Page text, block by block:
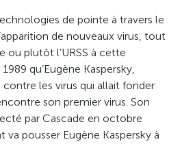
de pointe à travers le
de nouveaux virus, tout
ou plutôt l’URSS à cette
qu’Eugène Kaspersky,
les virus qui allait fonder
son premier virus. Son
par Cascade en octobre
va pousser Eugène Kaspersky à